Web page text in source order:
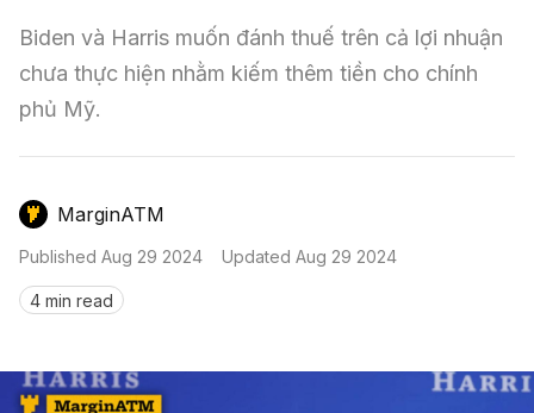
Sàn Giao Dịch
Công Cụ Đầu Tư
Mô Hình Biểu Đồ Giá
Biden và Harris muốn đánh thuế trên cả lợi nhuận
chưa thực hiện nhằm kiếm thêm tiền cho chính
phủ Mỹ.
MarginATM
Published Aug 29 2024 Updated Aug 29 2024
4 min read